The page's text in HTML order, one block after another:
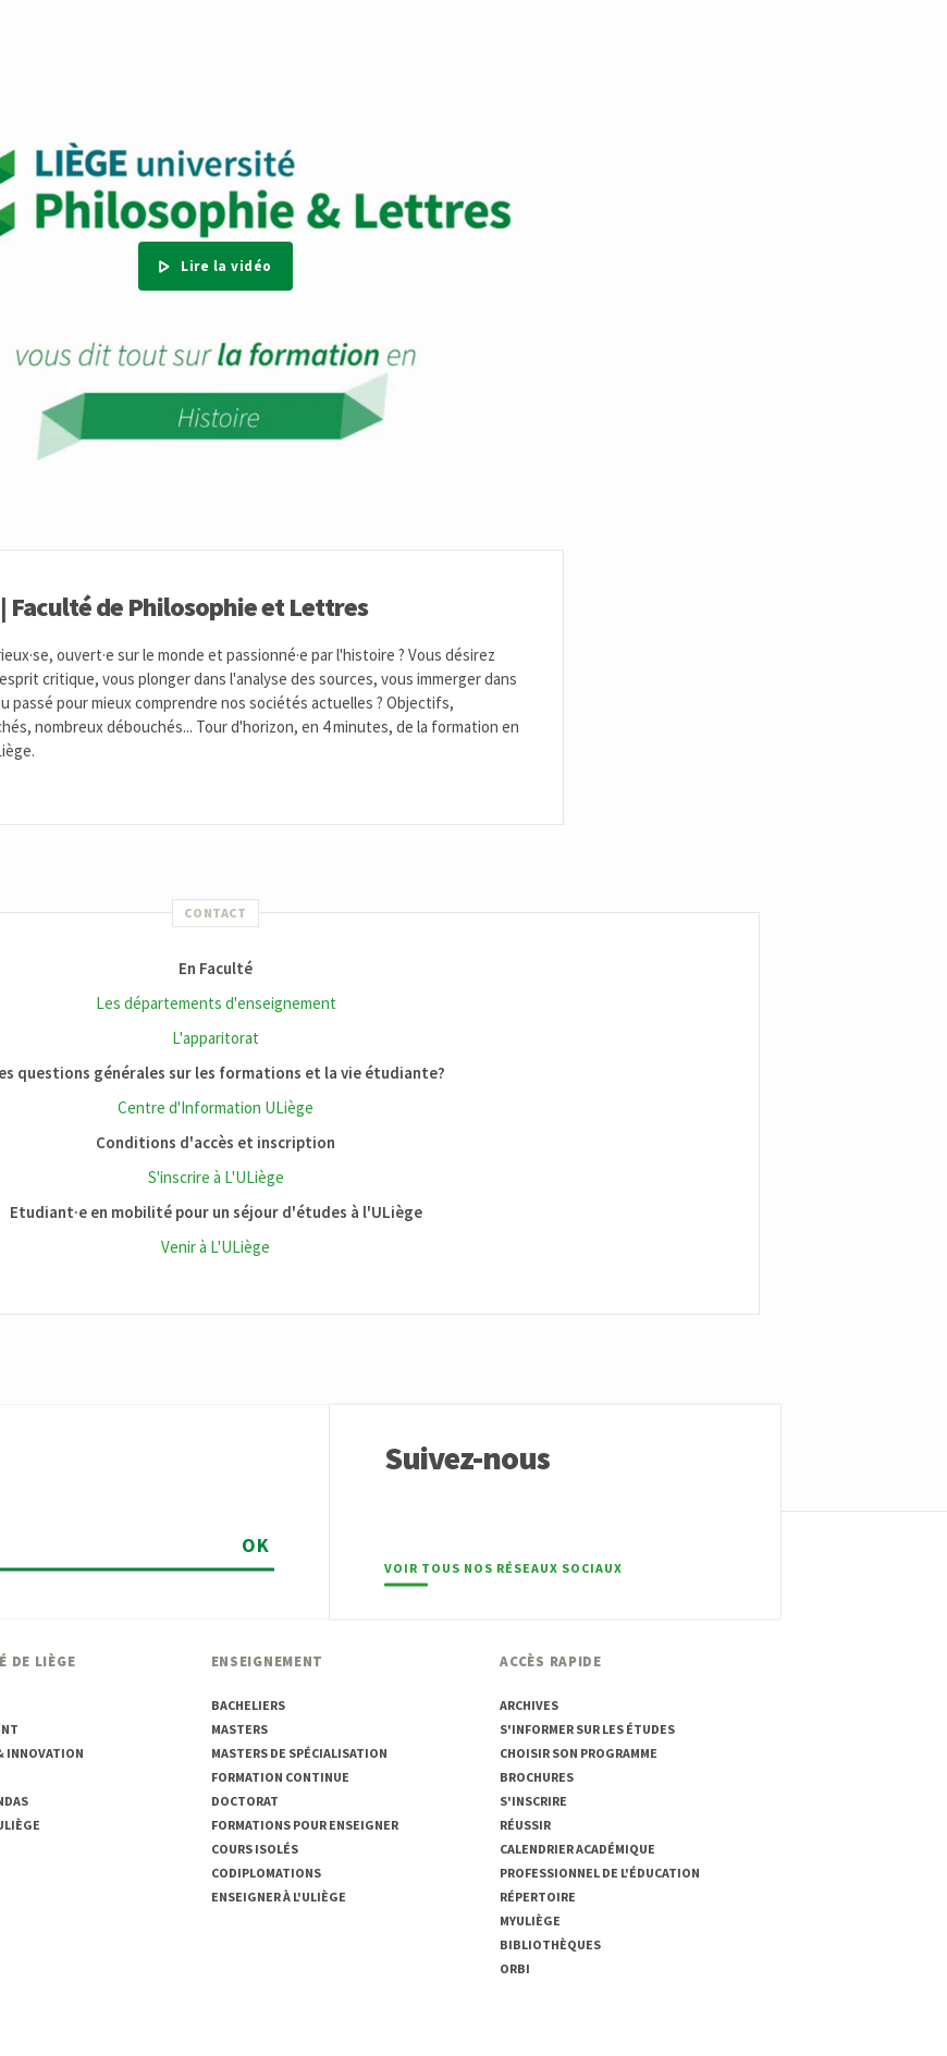
Lire la vidéo
Faculté de Philosophie et Lettres
ouvert·e sur le monde et passionné·e par l'histoire ? Vous désirez
critique, vous plonger dans l'analyse des sources, vous immerger dans
passé pour mieux comprendre nos sociétés actuelles ? Objectifs,
nombreux débouchés... Tour d'horizon, en 4 minutes, de la formation en
CONTACT
En Faculté
Les départements d'enseignement
L'apparitorat
questions générales sur les formations et la vie étudiante?
Centre d'Information ULiège
Conditions d'accès et inscription
S'inscrire à L'ULiège
Etudiant·e en mobilité pour un séjour d'études à l'ULiège
Venir à L'ULiège
OK
Suivez-nous
VOIR TOUS NOS RÉSEAUX SOCIAUX
DE LIÈGE
INNOVATION
ENSEIGNEMENT
BACHELIERS
MASTERS
MASTERS DE SPÉCIALISATION
FORMATION CONTINUE
DOCTORAT
FORMATIONS POUR ENSEIGNER
COURS ISOLÉS
CODIPLOMATIONS
ENSEIGNER À L'ULIÈGE
ACCÈS RAPIDE
ARCHIVES
S'INFORMER SUR LES ÉTUDES
CHOISIR SON PROGRAMME
BROCHURES
S'INSCRIRE
RÉUSSIR
CALENDRIER ACADÉMIQUE
PROFESSIONNEL DE L'ÉDUCATION
RÉPERTOIRE
MYULIÈGE
BIBLIOTHÈQUES
ORBI